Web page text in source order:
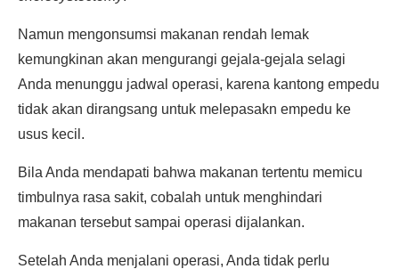
Namun mengonsumsi makanan rendah lemak
kemungkinan akan mengurangi gejala-gejala selagi
Anda menunggu jadwal operasi, karena kantong empedu
tidak akan dirangsang untuk melepasakn empedu ke
usus kecil.
Bila Anda mendapati bahwa makanan tertentu memicu
timbulnya rasa sakit, cobalah untuk menghindari
makanan tersebut sampai operasi dijalankan.
Setelah Anda menjalani operasi, Anda tidak perlu